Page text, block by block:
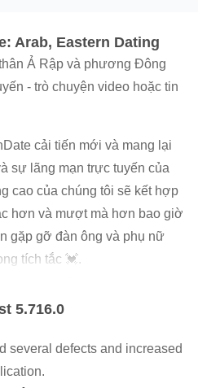
Arab, Eastern Dating
Ả Rập và phương Đông
- trò chuyện video hoặc tin
cải tiến mới và mang lại
sự lãng mạn trực tuyến của
cao của chúng tôi sẽ kết hợp
hơn và mượt mà hơn bao giờ
gặp gỡ đàn ông và phụ nữ
tích tắc 💓.
chúng tôi đã được nâng cấp
bạn những người độc thân
lực hết mình để đảm bảo
có trải nghiệm tích cực và
ý nghĩa của bạn đang chờ đợi
5.716.0
several defects and increased